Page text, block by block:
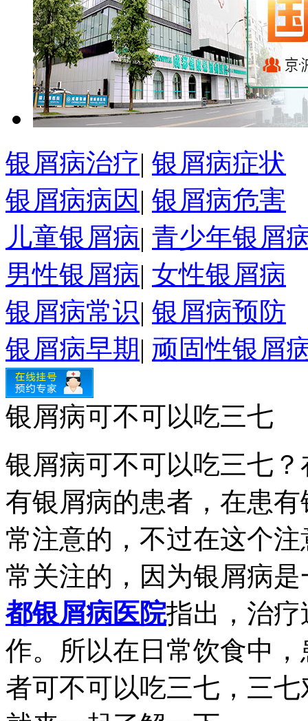
银屑病治疗| 银屑病症状
银屑病病因 | 银屑病危害
儿童银屑病| 青少年银屑
男性银屑病| 女性银屑病
银屑病常识| 银屑病预防
银屑病早期| 顽固性银屑
银屑病可不可以吃三七
银屑病可不可以吃三七
有银屑病的患者，在患
常注意的，不过在这个
常关注的，因为银屑病
都银屑病医院指出，治
作。所以在日常饮食中
者可不可以吃三七，三